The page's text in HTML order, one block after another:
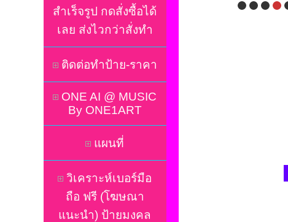
สำเร็จรูป กดสั่งซื้อได้
เลย ส่งไวกว่าสั่งทำ
ติดต่อทำป้าย-ราคา
ONE AI @ MUSIC
By ONE1ART
แผนที่
วิเคราะห์เบอร์มือ
ถือ ฟรี (โฆษณา
แนะนำ) ป้ายมงคล